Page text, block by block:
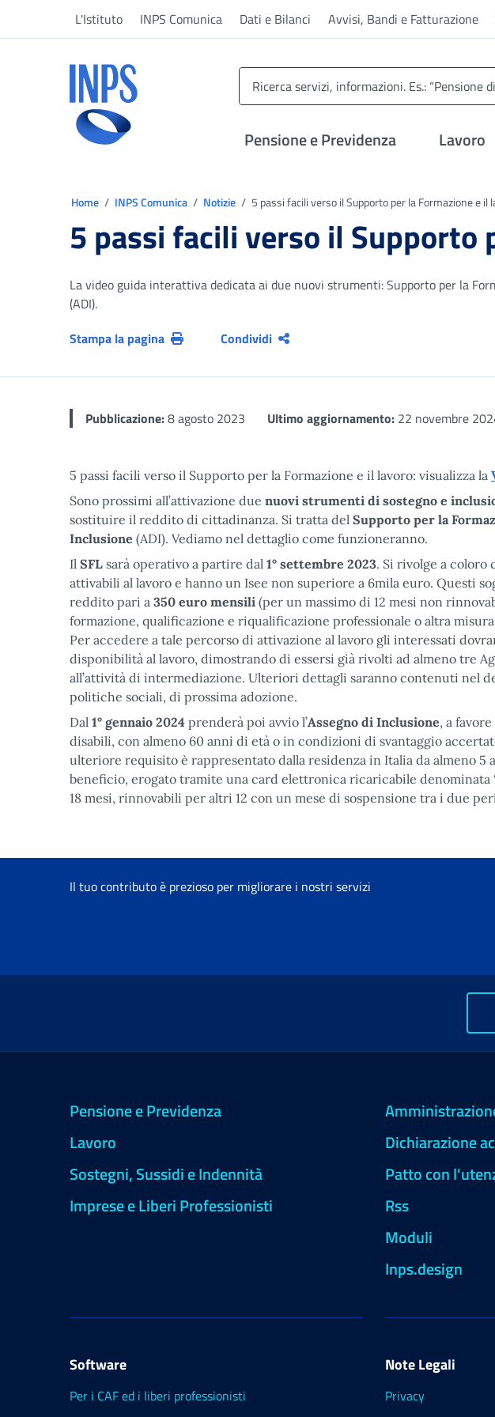
L'Istituto INPS Comunica Dati e Bilanci Avvisi, Bandi e Fatturazione
Pensione e Previdenza Lavoro
Home INPS Comunica Notizie 5 passi facili verso il Supporto per la Formazione e il
5 passi facili verso il Supporto
La video guida interattiva dedicata ai due nuovi strumenti: Supporto per la
(ADI).
Stampa la pagina
Condividi
Pubblicazione:8 agosto 2023 Ultimo aggiornamento: 22 novembre
5 passi facili verso il Supporto per la Formazione e il lavoro: visualizza la
Sono prossimi all’attivazione due nuovi strumenti di sostegno e
sostituire il reddito di cittadinanza. Si tratta del Supporto per la
Inclusione (ADI). Vediamo nel dettaglio come funzioneranno.
Il SFL sarà operativo a partire dal 1° settembre 2023. Si rivolge a coloro
attivabili al lavoro e hanno un Isee non superiore a 6mila euro. Questi
reddito pari a 350 euro mensili (per un massimo di 12 mesi non
formazione, qualificazione e riqualificazione professionale o altra
Per accedere a tale percorso di attivazione al lavoro gli interessati
disponibilità al lavoro, dimostrando di essersi già rivolti ad almeno tre
all’attività di intermediazione. Ulteriori dettagli saranno contenuti nel
politiche sociali, di prossima adozione.
Dal 1° gennaio 2024 prenderà poi avvio l’Assegno di Inclusione, a
disabili, con almeno 60 anni di età o in condizioni di svantaggio
ulteriore requisito è rappresentato dalla residenza in Italia da almeno
beneficio, erogato tramite una card elettronica ricaricabile denominata
18 mesi, rinnovabili per altri 12 con un mese di sospensione tra i due
Il tuo contributo è prezioso per migliorare i nostri servizi
Pensione e Previdenza
Lavoro
Sostegni, Sussidi e Indennità
Imprese e Liberi Professionisti
Dichiarazione
Patto con
Rss
Moduli
Inps.design
Software
Per i CAF ed i liberi professionisti
Note Legali
Privacy